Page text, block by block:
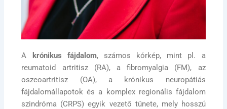
A krónikus fájdalom, számos kórkép, mint pl. a
reumatoid artritisz (RA), a fibromyalgia (FM), az
oszeoartritisz (OA), a krónikus neuropátiás
fájdalomállapotok és a komplex regionális fájdalom
szindróma (CRPS) egyik vezető tünete, mely hosszú